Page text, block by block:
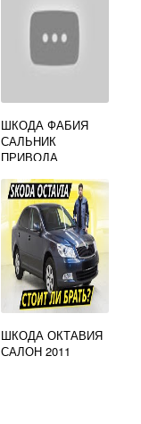
ШКОДА ФАБИЯ
САЛЬНИК
ПРИВОДА
ШКОДА ОКТАВИЯ
САЛОН 2011